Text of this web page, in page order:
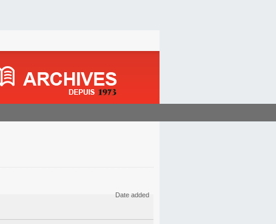
Date added